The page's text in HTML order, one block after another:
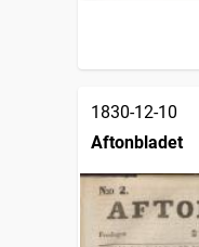
1830-12-10
Aftonbladet